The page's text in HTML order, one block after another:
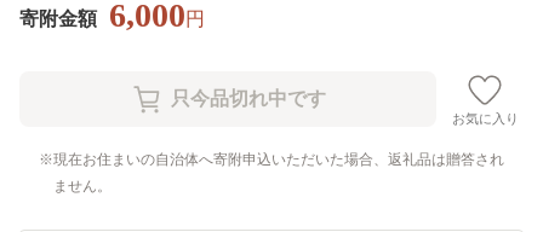
寄附金額 6,000円
お気に入り
現在お住まいの自治体へ寄附申込いただいた場合、返礼品は贈答され
ません。